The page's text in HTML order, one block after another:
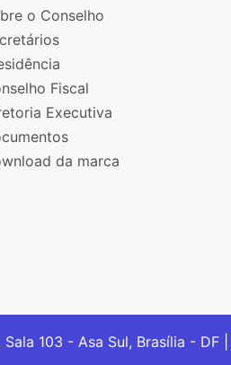
o Conselho
Fiscal
Executiva
da marca
103 - Asa Sul, Brasília - DF